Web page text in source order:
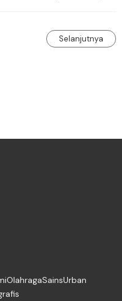
Selanjutnya
OlahragaSainsUrban